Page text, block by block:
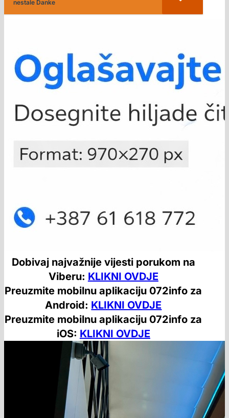
nestale Danke
Dobivaj najvažnije vijesti porukom na
Viberu: KLIKNI OVDJE
Preuzmite mobilnu aplikaciju 072info za
Android: KLIKNI OVDJE
Preuzmite mobilnu aplikaciju 072info za
iOS: KLIKNI OVDJE